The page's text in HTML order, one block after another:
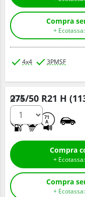
4x4 3PMSF
275/50 R21 H
71
A
Q.tà